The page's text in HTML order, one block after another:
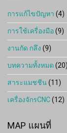
การแก้ไขปัญหา(4)
การใช้เครื่องมือ(9)
งานกัด กลึง(9)
บทความทั้งหมด(20)
สาระแมชชีน(11)
เครื่องจักรCNC(12)
MAP แผนที่